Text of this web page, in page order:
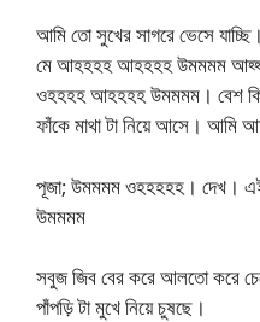
আমি তো সুখের সাগরে ভেসে যাচ্ছি।
মে আহহহহ আহহহহ উমমমম
ওহহহহ আহহহহ উমমমম। বেশ
ফাঁকে মাথা টা নিয়ে আসে। আমি
পূজা; উমমমম ওহহহহহ। দেখ।
উমমমম
সবুজ জিব বের করে আলতো করে
পাঁপড়ি টা মুখে নিয়ে চুষছে।